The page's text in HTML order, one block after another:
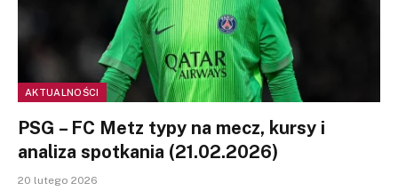
AKTUALNOŚCI
PSG – FC Metz typy na mecz, kursy i
analiza spotkania (21.02.2026)
20 lutego 2026